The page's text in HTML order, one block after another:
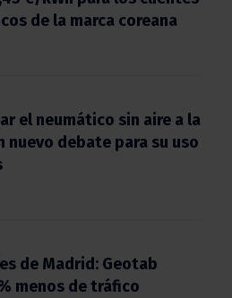
de la marca coreana
el neumático sin aire a la
nuevo debate para su uso
de Madrid: Geotab
menos de tráfico